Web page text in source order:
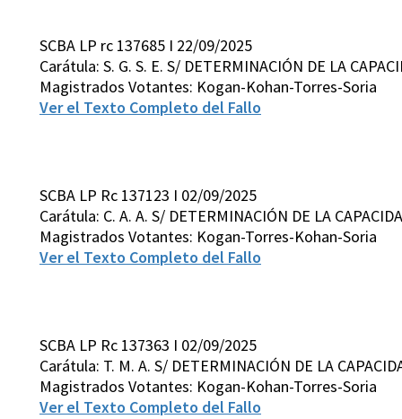
SCBA LP rc 137685 I 22/09/2025
Carátula: S. G. S. E. S/ DETERMINACIÓN DE LA
Magistrados Votantes: Kogan-Kohan-Torres-Soria
Ver el Texto Completo del Fallo
SCBA LP Rc 137123 I 02/09/2025
Carátula: C. A. A. S/ DETERMINACIÓN DE LA
Magistrados Votantes: Kogan-Torres-Kohan-Soria
Ver el Texto Completo del Fallo
SCBA LP Rc 137363 I 02/09/2025
Carátula: T. M. A. S/ DETERMINACIÓN DE LA
Magistrados Votantes: Kogan-Kohan-Torres-Soria
Ver el Texto Completo del Fallo